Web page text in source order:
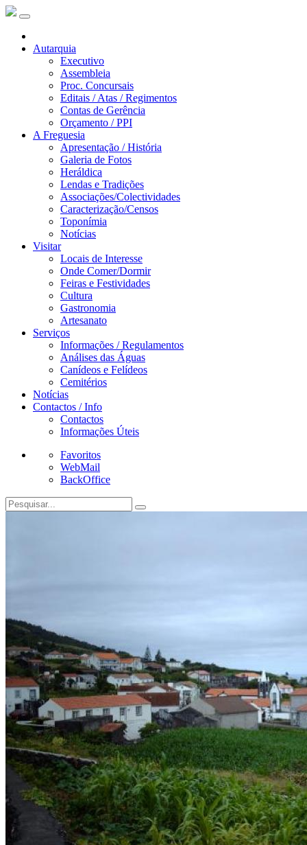
Autarquia
Executivo
Assembleia
Proc. Concursais
Editais / Atas / Regimentos
Contas de Gerência
Orçamento / PPI
A Freguesia
Apresentação / História
Galeria de Fotos
Heráldica
Lendas e Tradições
Associações/Colectividades
Caracterização/Censos
Toponímia
Notícias
Visitar
Locais de Interesse
Onde Comer/Dormir
Feiras e Festividades
Cultura
Gastronomia
Artesanato
Serviços
Informações / Regulamentos
Análises das Águas
Canídeos e Felídeos
Cemitérios
Notícias
Contactos / Info
Contactos
Informações Úteis
Favoritos
WebMail
BackOffice